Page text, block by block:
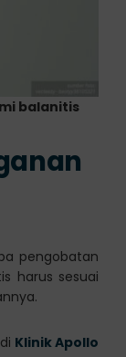
balanitis
pengobatan
harus sesuai
Klinik Apollo